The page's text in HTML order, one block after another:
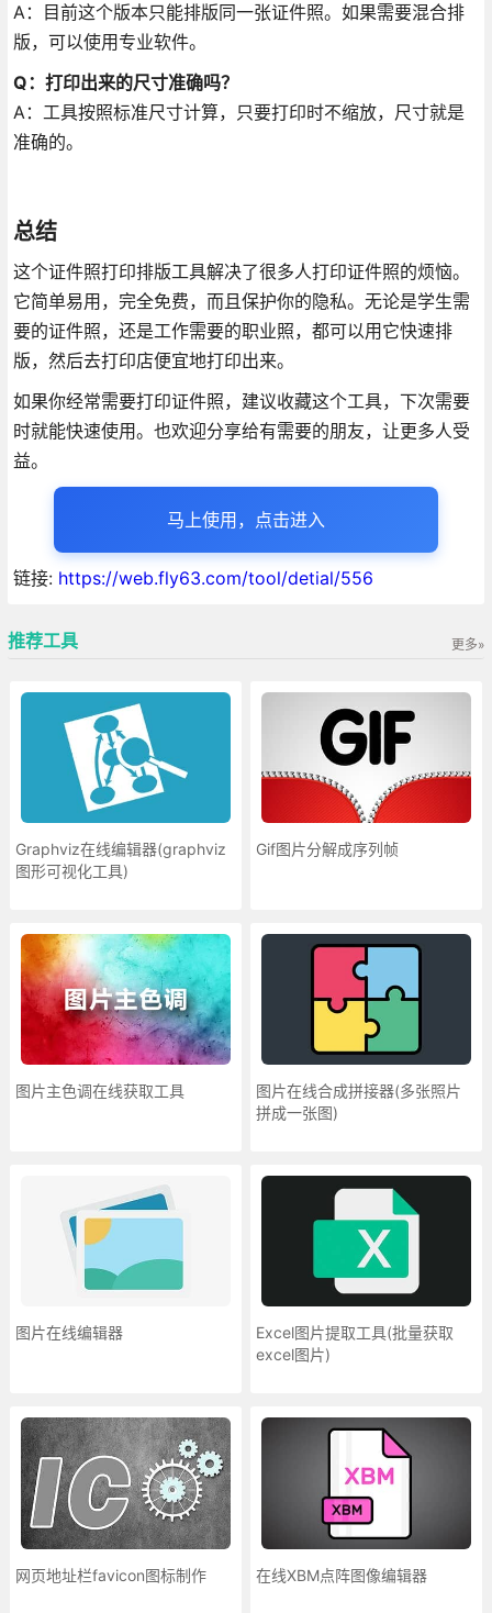
A：目前这个版本只能排版同一张证件照。如果需要混合排
版，可以使用专业软件。
Q：打印出来的尺寸准确吗？
A：工具按照标准尺寸计算，只要打印时不缩放，尺寸就是
准确的。
总结
这个证件照打印排版工具解决了很多人打印证件照的烦恼。
它简单易用，完全免费，而且保护你的隐私。无论是学生需
要的证件照，还是工作需要的职业照，都可以用它快速排
版，然后去打印店便宜地打印出来。
如果你经常需要打印证件照，建议收藏这个工具，下次需要
时就能快速使用。也欢迎分享给有需要的朋友，让更多人受
益。
马上使用，点击进入
链接: https://web.fly63.com/tool/detial/556
推荐工具 更多»
Graphviz在线编辑器(graphviz
图形可视化工具)
Gif图片分解成序列帧
图片主色调在线获取工具
图片在线合成拼接器(多张照片
拼成一张图)
图片在线编辑器
Excel图片提取工具(批量获取
excel图片)
网页地址栏favicon图标制作 在线XBM点阵图像编辑器